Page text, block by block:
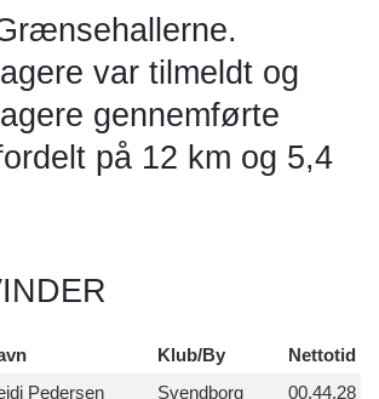
var tilmeldt og
gennemførte
på 12 km og 5,4
Klub/By
Nettotid
Pedersen
Svendborg
00.44.28